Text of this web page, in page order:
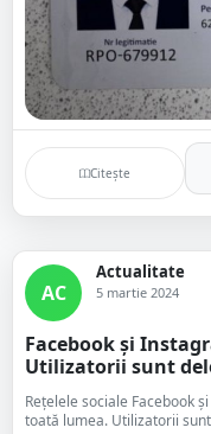
Citește
AC
Actualitate
5 martie 2024
Facebook și
Utilizatorii sunt
Rețelele sociale Facebook
toată lumea. Utilizatorii